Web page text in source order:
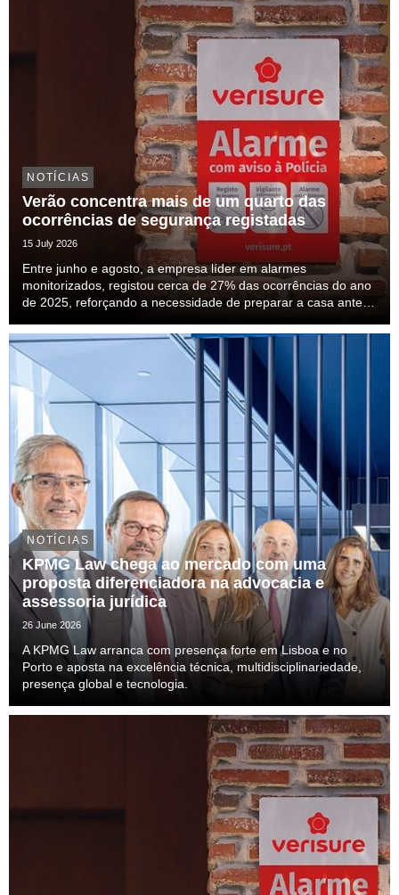
NOTÍCIAS
Verão concentra mais de um quarto das
ocorrências de segurança registadas
15 July 2026
Entre junho e agosto, a empresa líder em alarmes
monitorizados, registou cerca de 27% das ocorrências do ano
de 2025, reforçando a necessidade de preparar a casa antes
NOTÍCIAS
KPMG Law chega ao mercado com uma
proposta diferenciadora na advocacia e
assessoria jurídica
26 June 2026
A KPMG Law arranca com presença forte em Lisboa e no
Porto e aposta na excelência técnica, multidisciplinariedade,
presença global e tecnologia.